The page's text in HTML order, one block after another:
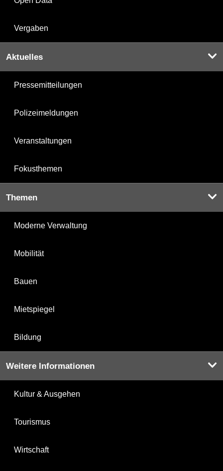
Vergaben
Aktuelles
Pressemitteilungen
Polizeimeldungen
Veranstaltungen
Fokusthemen
Themen
Moderne Verwaltung
Mobilität
Bauen
Mietspiegel
Bildung
Weitere Informationen
Kultur & Ausgehen
Tourismus
Wirtschaft